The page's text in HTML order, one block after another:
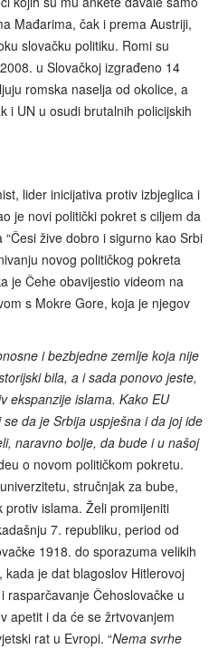
Mađarima, čak i prema Austriji,
slovačku politiku. Romi su
u Slovačkoj izgrađeno 14
romska naselja od okolice, a
i UN u osudi brutalnih policijskih
lider inicijativa protiv izbjeglica i
je novi politički pokret s ciljem da
žive dobro i sigurno kao Srbi
novog političkog pokreta
je Čehe obavijestio videom na
s Mokre Gore, koja je njegov
i bezbjedne zemlje koja nije
bila, a i sada ponovo jeste,
ekspanzije islama. Kako EU
da je Srbija uspješna i da joj ide
naravno bolje, da bude i u našoj
o novom političkom pokretu.
stručnjak za bube,
islama. Želi promijeniti
7. republiku, period od
1918. do sporazuma velikih
je dat blagoslov Hitlerovoj
rasparčavanje Čehoslovačke u
apetit i da će se žrtvovanjem
rat u Evropi. “Nema svrhe